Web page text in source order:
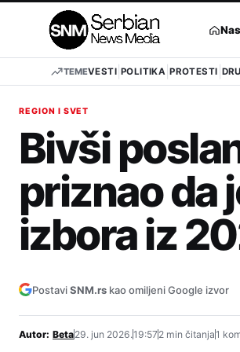
TEMEVESTI POLITIKA PROTESTI
REGION I SVET
Bivši
priznao da
izbora iz
PostaviSNM.rs kao omiljeni Google izvor
Autor: Beta29. jun 2026.19:572 min čitanja1